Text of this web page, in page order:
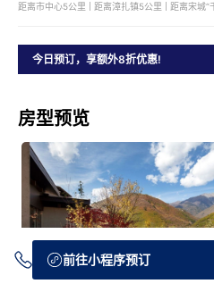
距离市中心5公里 | 距离漳扎镇5公里 | 距离宋城“
今日预订，享额外8折优惠!
房型预览
前往小程序预订